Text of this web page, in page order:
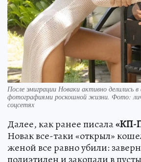
После эмиграции Новаки активно делились в
фотографиями роскошной жизни. Фото:
соцсетях
Далее, как ранее писала«КП-
Новак все-таки «открыл»
женой все равно убили: